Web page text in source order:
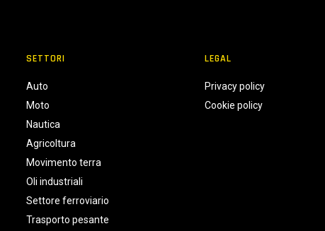
SETTORI
Auto
Moto
Nautica
Agricoltura
Movimento terra
Oli industriali
Settore ferroviario
Trasporto pesante
LEGAL
Privacy policy
Cookie policy